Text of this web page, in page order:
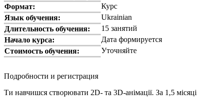
Формат:
Курс
Язык обучения:
Ukrainian
Длительность обучения:
15 занятий
Начало курса:
Дата формируется
Стоимость обучения:
Уточняйте
Подробности и регистрация
Ти навчишся створювати 2D- та 3D-анімації. За 1,5 місяці